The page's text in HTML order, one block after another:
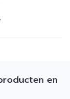
pagina
en